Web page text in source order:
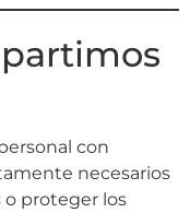
con
necesarios
o proteger los